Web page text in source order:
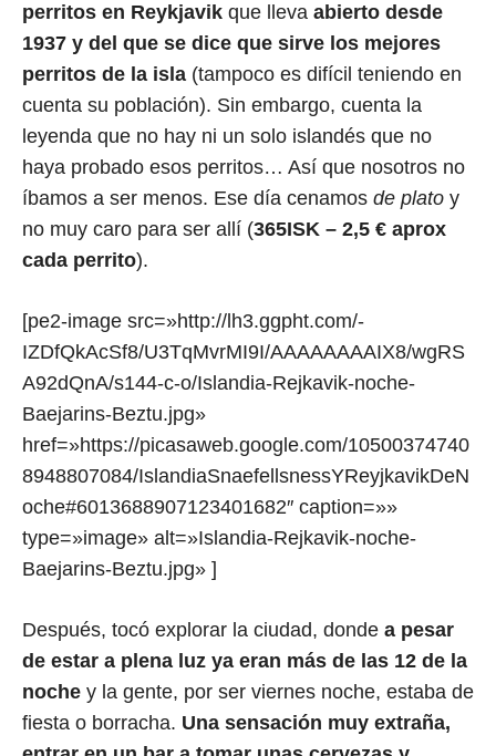
perritos en Reykjavik que lleva abierto desde
1937 y del que se dice que sirve los mejores
perritos de la isla (tampoco es difícil teniendo en
cuenta su población). Sin embargo, cuenta la
leyenda que no hay ni un solo islandés que no
haya probado esos perritos… Así que nosotros no
íbamos a ser menos. Ese día cenamos de plato y
no muy caro para ser allí (365ISK – 2,5 € aprox
cada perrito).
[pe2-image src=»http://lh3.ggpht.com/-
IZDfQkAcSf8/U3TqMvrMI9I/AAAAAAAAIX8/wgRS
A92dQnA/s144-c-o/Islandia-Rejkavik-noche-
Baejarins-Beztu.jpg»
href=»https://picasaweb.google.com/10500374740
8948807084/IslandiaSnaefellsnessYReyjkavikDeN
oche#6013688907123401682″ caption=»»
type=»image» alt=»Islandia-Rejkavik-noche-
Baejarins-Beztu.jpg» ]
Después, tocó explorar la ciudad, donde a pesar
de estar a plena luz ya eran más de las 12 de la
noche y la gente, por ser viernes noche, estaba de
fiesta o borracha. Una sensación muy extraña,